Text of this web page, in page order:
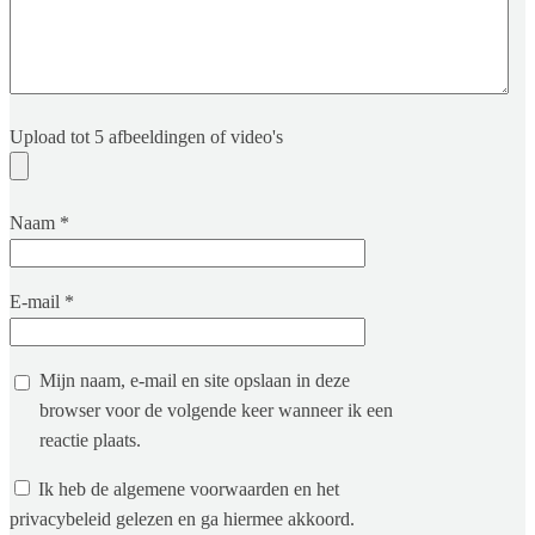
Upload tot 5 afbeeldingen of video's
Naam *
E-mail *
Mijn naam, e-mail en site opslaan in deze
browser voor de volgende keer wanneer ik een
reactie plaats.
Ik heb de algemene voorwaarden en het
privacybeleid gelezen en ga hiermee akkoord.